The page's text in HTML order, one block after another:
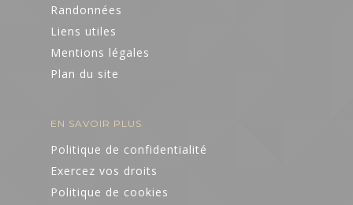
Randonnées
Liens utiles
Mentions légales
Plan du site
EN SAVOIR PLUS
Politique de confidentialité
Exercez vos droits
Politique de cookies